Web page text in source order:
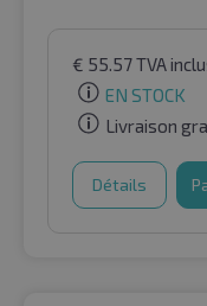
€ 55.57TVA
EN STOCK
Livraison
Détails